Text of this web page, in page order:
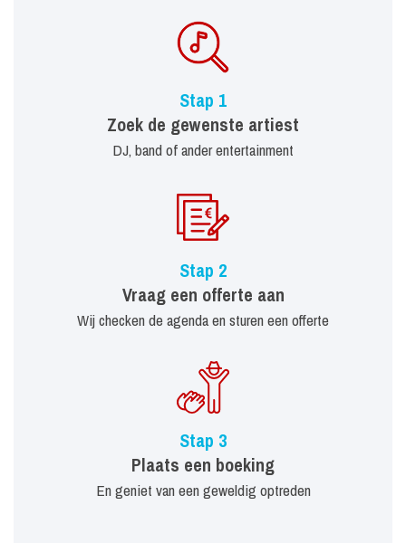
Stap 1
Zoek de gewenste artiest
DJ, band of ander entertainment
Stap 2
Vraag een offerte aan
Wij checken de agenda en sturen een offerte
Stap 3
Plaats een boeking
En geniet van een geweldig optreden